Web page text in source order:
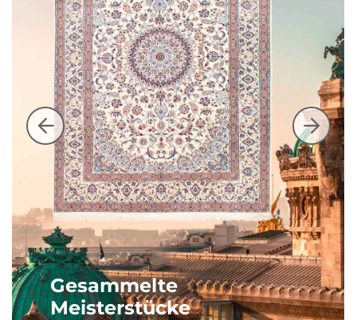
Gesammelte
Meisterstücke